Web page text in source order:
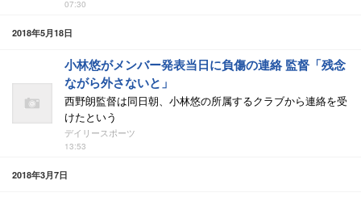
07:30
2018年5月18日
小林悠がメンバー発表当日に負傷の連絡 監督「残念
ながら外さないと」
西野朗監督は同日朝、小林悠の所属するクラブから連絡を受
けたという
デイリースポーツ
13:53
2018年3月7日